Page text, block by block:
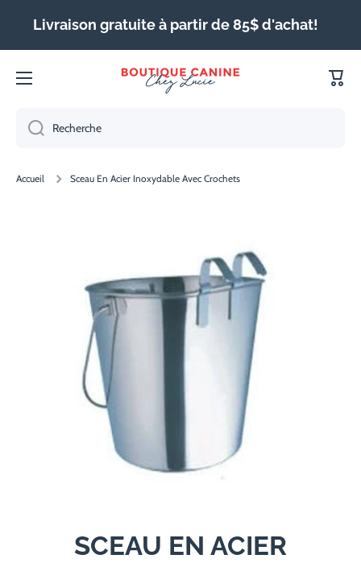
IGNORER ET PASSER AU CONTENU
Livraison gratuite à partir de 85$ d'achat!
Recherche
Accueil Sceau En Acier Inoxydable Avec Crochets
SCEAU EN ACIER